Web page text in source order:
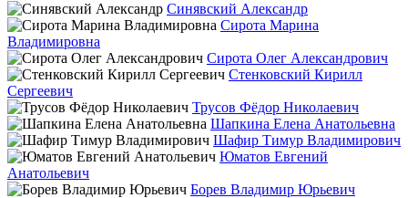
Синявский Александр
Сирота Марина
Владимировна
Сирота Олег Александрович
Стенковский Кирилл
Сергеевич
Трусов Фёдор Николаевич
Шапкина Елена Анатольевна
Шафир Тимур Владимирович
Юматов Евгений
Анатольевич
Борев Владимир Юрьевич